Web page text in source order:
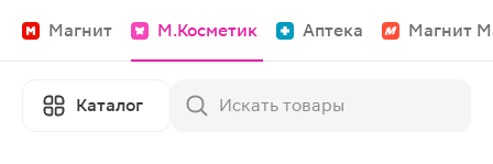
Магнит М.Косметик Аптека Магнит
Каталог